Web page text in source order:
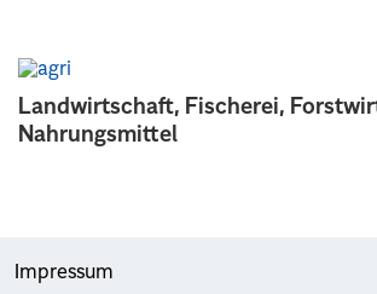
Landwirtschaft, Fischerei,
Nahrungsmittel
Impressum